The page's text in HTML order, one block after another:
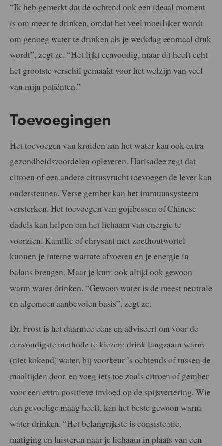
“Ik heb gemerkt dat de ochtend ook een ideaal moment
is om meer te drinken, omdat het veel moeilijker wordt
om genoeg water te drinken als je werkdag eenmaal druk
wordt”, zegt ze. “Het lijkt eenvoudig, maar dit heeft echt
het grootste verschil gemaakt voor het welzijn van veel
van mijn patiënten.”
Toevoegingen
Het toevoegen van kruiden aan het water kan ook extra
gezondheidsvoordelen opleveren. Harisadee zegt dat
citroen of een andere citrusvrucht toevoegen de lever kan
ondersteunen. Verse gember kan het immuunsysteem
versterken. Het toevoegen van gojibessen of Chinese
dadels kan helpen om het lichaam van energie te
voorzien. Kamille of chrysant met zoethoutwortel
kunnen je interne warmte afvoeren en je energie in
balans brengen. Maar je kunt ook altijd ook gewoon
warm water drinken. “Gewoon water is de meest neutrale
en algemeen aanbevolen basis”, zegt ze.
Dr. Frost is het daarmee eens en adviseert om voor de
eenvoudigste methode te kiezen: drink langzaam warm
(niet kokend) water, bij voorkeur ’s ochtends of tussen de
maaltijden door, en voeg iets toe zoals citroen of gember
voor een extra positieve invloed op de spijsvertering. Wie
een gevoelige maag heeft, kan het beste gewoon warm
water drinken. “Het belangrijkste is consistentie,
matiging en luisteren naar je lichaam in plaats van een